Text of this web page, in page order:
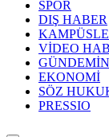
SPOR
DIŞ HABER
VİDEO
EKONOMİ
SÖZ
PRESSIO